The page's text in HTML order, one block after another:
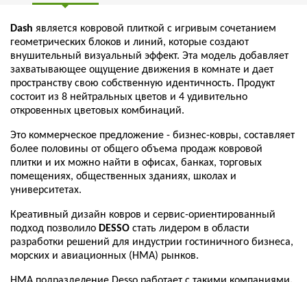
Dash является ковровой плиткой с игривым сочетанием
геометрических блоков и линий, которые создают
внушительный визуальный эффект. Эта модель добавляет
захватывающее ощущение движения в комнате и дает
пространству свою собственную идентичность. Продукт
состоит из 8 нейтральных цветов и 4 удивительно
откровенных цветовых комбинаций.
Это коммерческое предложение - бизнес-ковры, составляет
более половины от общего объема продаж ковровой
плитки и их можно найти в офисах, банках, торговых
помещениях, общественных зданиях, школах и
университетах.
Креативный дизайн ковров и сервис-ориентированный
подход позволило DESSO стать лидером в области
разработки решений для индустрии гостиничного бизнеса,
морских и авиационных (НМА) рынков.